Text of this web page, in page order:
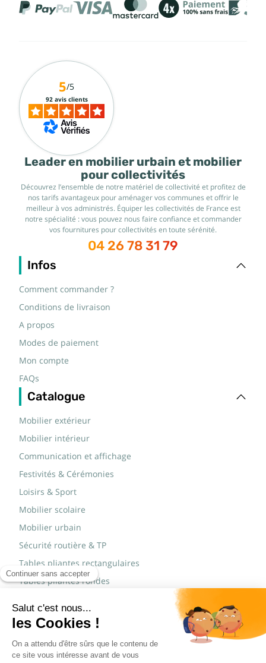
Leader en mobilier urbain et mobilier
pour collectivités
Découvrez l’ensemble de notre matériel de collectivité et profitez de
nos tarifs avantageux pour aménager vos communes et offrir le
meilleur à vos administrés. Équiper les collectivités de France est
notre spécialité : vous pouvez nous faire confiance et commander
vos fournitures pour collectivités en toute sérénité.
04 26 78 31 79
Infos
Comment commander ?
Conditions de livraison
A propos
Modes de paiement
Mon compte
FAQs
Catalogue
Mobilier extérieur
Mobilier intérieur
Communication et affichage
Festivités & Cérémonies
Loisirs & Sport
Mobilier scolaire
Mobilier urbain
Sécurité routière & TP
Tables pliantes rectangulaires
Tables pliantes rondes
Marques
JAD Groupe
Procity®
5/5
92 avis clients